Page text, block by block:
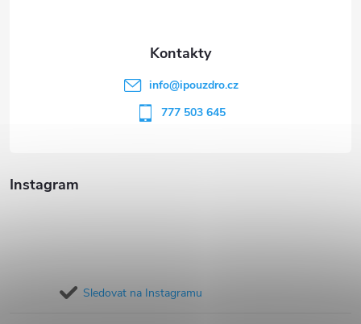
Instagram
Sledovat na Instagramu
info@ipouzdro.cz
777 503 645